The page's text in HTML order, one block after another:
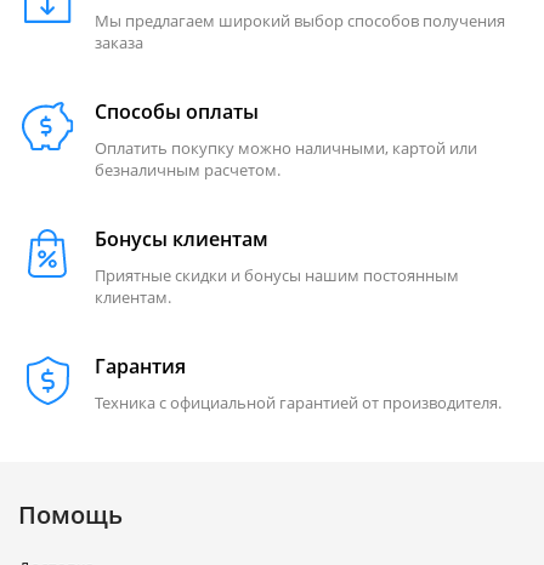
Мы предлагаем широкий выбор способов получения
заказа
Способы оплаты
Оплатить покупку можно наличными, картой или
безналичным расчетом.
Бонусы клиентам
Приятные скидки и бонусы нашим постоянным
клиентам.
Гарантия
Техника с официальной гарантией от производителя.
Помощь